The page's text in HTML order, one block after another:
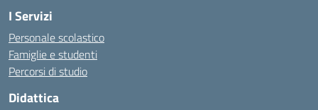
I Servizi
Personale scolastico
Famiglie e studenti
Percorsi di studio
Didattica